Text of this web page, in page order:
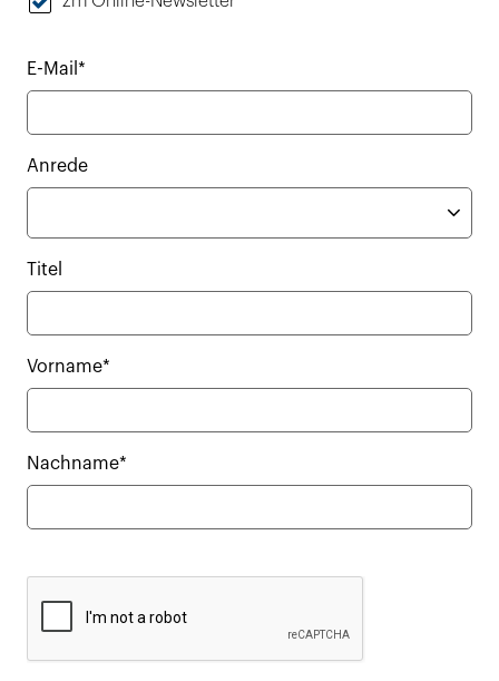
E-Mail*
Anrede
Titel
Vorname*
Nachname*